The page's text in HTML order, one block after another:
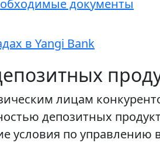
документы
в Yangi Bank
лицам
депозитных
условия по